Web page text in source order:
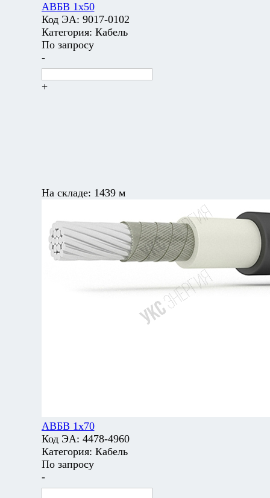
АВБВ 1х50
Код ЭА: 9017-0102
Категория: Кабель
По запросу
-
+
На складе: 1439 м
АВБВ 1х70
Код ЭА: 4478-4960
Категория: Кабель
По запросу
-